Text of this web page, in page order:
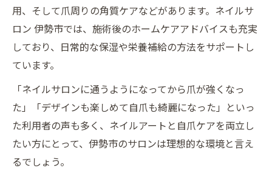
用、そして爪周りの角質ケアなどがあります。ネイルサ
ロン 伊勢市では、施術後のホームケアアドバイスも充実
しており、日常的な保湿や栄養補給の方法をサポートし
ています。
「ネイルサロンに通うようになってから爪が強くなっ
た」「デザインも楽しめて自爪も綺麗になった」といっ
た利用者の声も多く、ネイルアートと自爪ケアを両立し
たい方にとって、伊勢市のサロンは理想的な環境と言え
るでしょう。